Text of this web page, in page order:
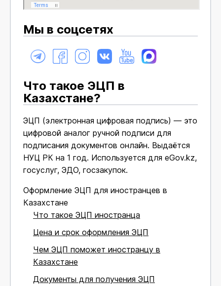
Мы в соцсетях
Что такое ЭЦП в
Казахстане?
ЭЦП (электронная цифровая подпись) — это
цифровой аналог ручной подписи для
подписания документов онлайн. Выдаётся
НУЦ РК на 1 год. Используется для eGov.kz,
госуслуг, ЭДО, госзакупок.
Оформление ЭЦП для иностранцев в
Казахстане
Что такое ЭЦП иностранца
Цена и срок оформления ЭЦП
Чем ЭЦП поможет иностранцу в
Казахстане
Документы для получения ЭЦП